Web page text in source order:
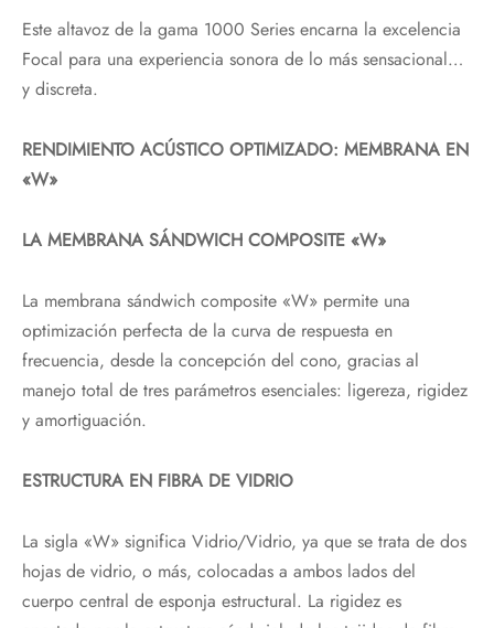
Este altavoz de la gama 1000 Series encarna la excelencia
Focal para una experiencia sonora de lo más sensacional…
y discreta.
RENDIMIENTO ACÚSTICO OPTIMIZADO: MEMBRANA EN
«W»
LA MEMBRANA SÁNDWICH COMPOSITE «W»
La membrana sándwich composite «W» permite una
optimización perfecta de la curva de respuesta en
frecuencia, desde la concepción del cono, gracias al
manejo total de tres parámetros esenciales: ligereza, rigidez
y amortiguación.
ESTRUCTURA EN FIBRA DE VIDRIO
La sigla «W» significa Vidrio/Vidrio, ya que se trata de dos
hojas de vidrio, o más, colocadas a ambos lados del
cuerpo central de esponja estructural. La rigidez es